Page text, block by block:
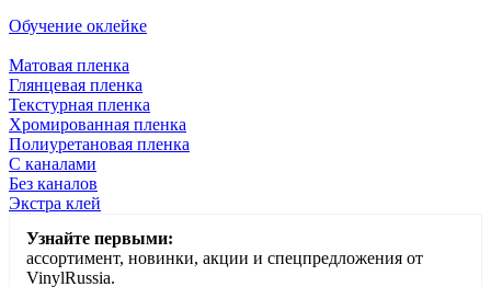
Обучение оклейке
Матовая пленка
Глянцевая пленка
Текстурная пленка
Хромированная пленка
Полиуретановая пленка
С каналами
Без каналов
Экстра клей
Узнайте первыми:
ассортимент, новинки, акции и спецпредложения от
VinylRussia.